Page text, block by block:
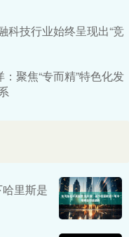
科技行业始终呈现出“竞
聚焦“专而精”特色化发
里斯是